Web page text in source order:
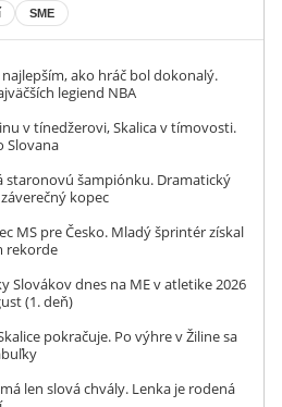
SME
ako hráč bol dokonalý.
legiend NBA
v tínedžerovi, Skalica v tímovosti.
Slovana
staronovú šampiónku. Dramatický
kopec
MS pre Česko. Mladý šprintér získal
rekorde
Slovákov dnes na ME v atletike 2026
(1. deň)
pokračuje. Po výhre v Žiline sa
len slová chvály. Lenka je rodená